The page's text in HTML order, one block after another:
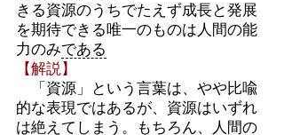
きる資源のうちでたえず成長と発展
を期待できる唯一のものは人間の能
力のみである
【解説】
「資源」という言葉は、やや比喩
的な表現ではあるが、資源はいずれ
は絶えて しまう。もちろん、人間の